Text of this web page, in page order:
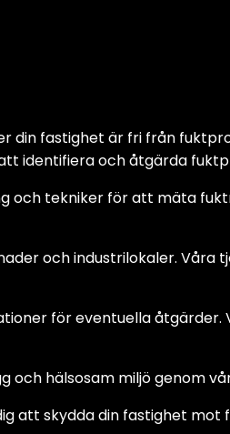
din fastighet är fri från
identifiera och åtgärda
tekniker för att mäta
och industrilokaler. Våra
för eventuella åtgärder.
och hälsosam miljö genom
att skydda din fastighet mot